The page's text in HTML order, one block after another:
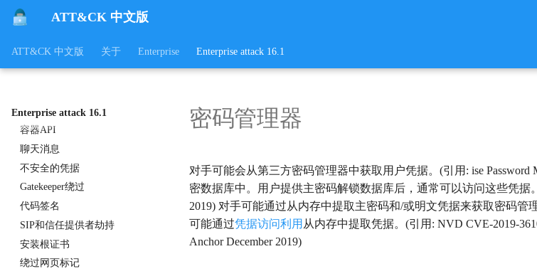
ATT&CK 中文版
ATT&CK 中文版 关于 Enterprise Enterprise attack 16.1
Enterprise attack 16.1
文件中的凭据
Bash 历史记录
私钥
组策略首选项
容器API
聊天消息
不安全的凭据
Gatekeeper绕过
代码签名
SIP和信任提供者劫持
安装根证书
绕过网页标记
密码管理器
对手可能会从第三方密码管理器中获取用户凭据。(引用: ise
密数据库中。用户提供主密码解锁数据库后，通常可以访问这些凭据
2019) 对手可能通过从内存中提取主密码和/或明文凭据来获取密码管
可能通过凭据访问利用 从内存中提取凭据。(引用: NVD CVE-2019-
Anchor December 2019)